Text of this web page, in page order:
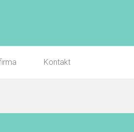
Kontakt